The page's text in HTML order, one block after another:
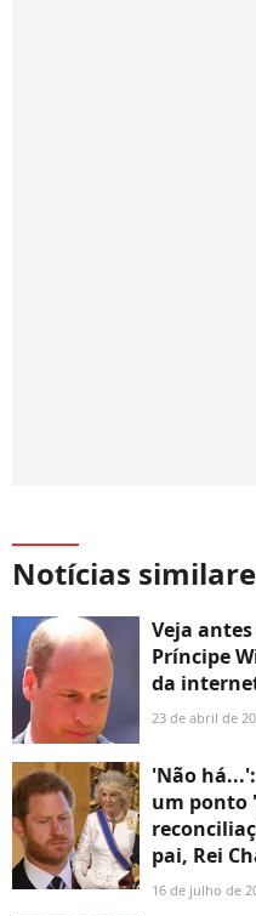
Notícias
Veja
Príncipe
da
23 de abril de
'Não
um ponto
pai, Rei
16 de julho de